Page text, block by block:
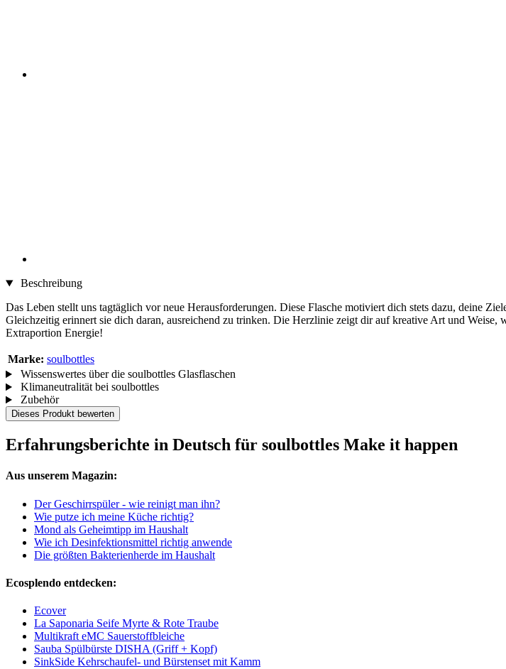
Beschreibung
Das Leben stellt uns tagtäglich vor neue Herausforderungen. Diese Flasche motiviert dich stets dazu, deine
Gleichzeitig erinnert sie dich daran, ausreichend zu trinken. Die Herzlinie zeigt dir auf kreative Art und
Extraportion Energie!
Marke: soulbottles
Wissenswertes über die soulbottles Glasflaschen
Klimaneutralität bei soulbottles
Zubehör
Dieses Produkt bewerten
Erfahrungsberichte in Deutsch für soulbottles Make it happen
Aus unserem Magazin:
Der Geschirrspüler - wie reinigt man ihn?
Wie putze ich meine Küche richtig?
Mond als Geheimtipp im Haushalt
Wie ich Desinfektionsmittel richtig anwende
Die größten Bakterienherde im Haushalt
Ecosplendo entdecken:
Ecover
La Saponaria Seife Myrte & Rote Traube
Multikraft eMC Sauerstoffbleiche
Sauba Spülbürste DISHA (Griff + Kopf)
SinkSide Kehrschaufel- und Bürstenset mit Kamm